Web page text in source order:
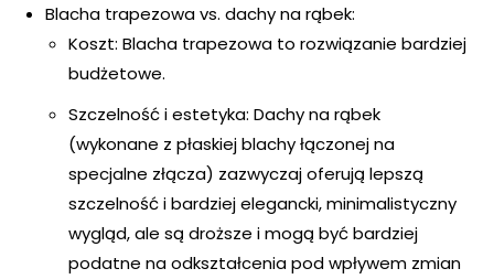
Blacha trapezowa vs. dachy na rąbek:
Koszt: Blacha trapezowa to rozwiązanie bardziej
budżetowe.
Szczelność i estetyka: Dachy na rąbek
(wykonane z płaskiej blachy łączonej na
specjalne złącza) zazwyczaj oferują lepszą
szczelność i bardziej elegancki, minimalistyczny
wygląd, ale są droższe i mogą być bardziej
podatne na odkształcenia pod wpływem zmian